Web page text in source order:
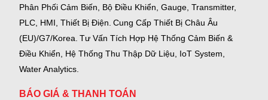
Phân Phối Cảm Biến, Bộ Điều Khiển, Gauge, Transmitter,
PLC, HMI, Thiết Bị Điện. Cung Cấp Thiết Bị Châu Âu
(EU)/G7/Korea. Tư Vấn Tích Hợp Hệ Thống Cảm Biến &
Điều Khiển, Hệ Thống Thu Thập Dữ Liệu, IoT System,
Water Analytics.
BÁO GIÁ & THANH TOÁN